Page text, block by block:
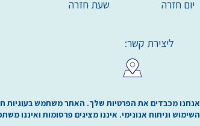
שעת חזרה יום חזרה
ליצירת קשר:
אנחנו מכבדים את הפרטיות שלך. האתר משתמש בעוגיות
השימוש וניתוח אנונימי. איננו מציגים פרסומות ואיננו